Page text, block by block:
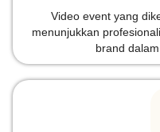
Video event yang
menunjukkan
brand